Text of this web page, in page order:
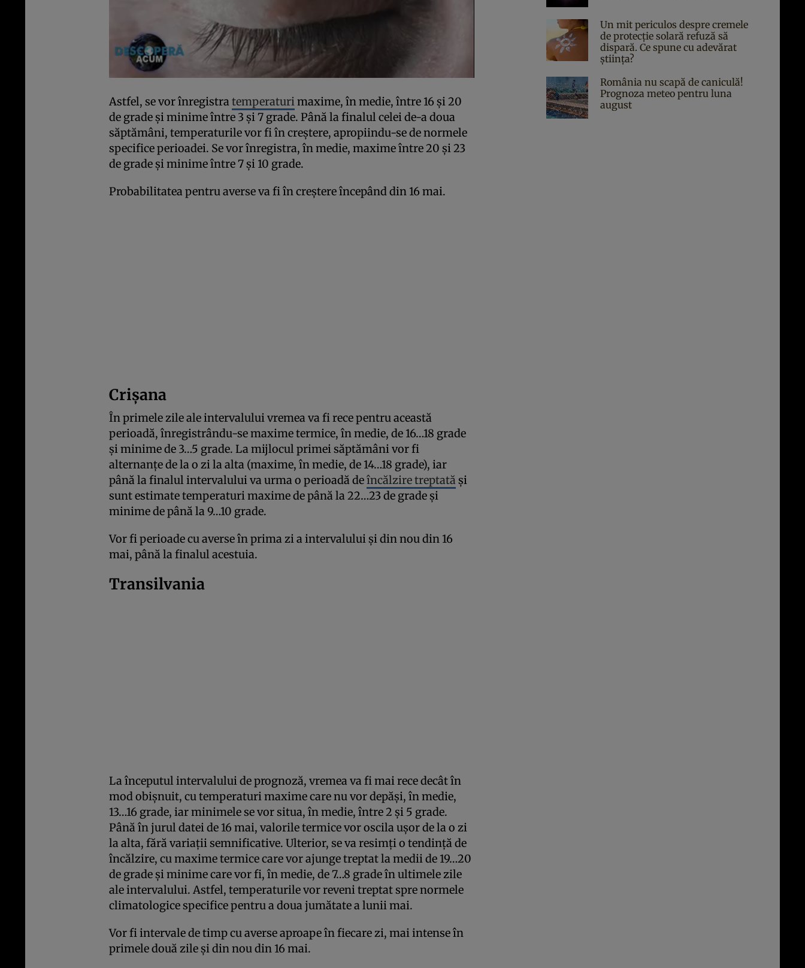
Astfel, se vor înregistratemperaturimaxime, în medie, între 16 și 20
de grade și minime între 3 și 7 grade. Până la finalul celei de-a doua
săptămâni, temperaturile vor fi în creștere, apropiindu-se de normele
specifice perioadei. Se vor înregistra, în medie, maxime între 20 și 23
de grade și minime între 7 și 10 grade.
Probabilitatea pentru averse va fi în creștere începând din 16 mai.
Crișana
În primele zile ale intervalului vremea va fi rece pentru această
perioadă, înregistrându-se maxime termice, în medie, de 16…18 grade
și minime de 3…5 grade. La mijlocul primei săptămâni vor fi
alternanțe de la o zi la alta (maxime, în medie, de 14…18 grade), iar
până la finalul intervalului va urma o perioadă deîncălzire treptată și
sunt estimate temperaturi maxime de până la 22…23 de grade și
minime de până la 9…10 grade.
Vor fi perioade cu averse în prima zi a intervalului și din nou din 16
mai, până la finalul acestuia.
Transilvania
La începutul intervalului de prognoză, vremea va fi mai rece decât în
mod obișnuit, cu temperaturi maxime care nu vor depăși, în medie,
13…16 grade, iar minimele se vor situa, în medie, între 2 și 5 grade.
Până în jurul datei de 16 mai, valorile termice vor oscila ușor de la o zi
la alta, fără variații semnificative. Ulterior, se va resimți o tendință de
încălzire, cu maxime termice care vor ajunge treptat la medii de 19…20
de grade și minime care vor fi, în medie, de 7…8 grade în ultimele zile
ale intervalului. Astfel, temperaturile vor reveni treptat spre normele
climatologice specifice pentru a doua jumătate a lunii mai.
Vor fi intervale de timp cu averse aproape în fiecare zi, mai intense în
primele două zile și din nou din 16 mai.
Un mit periculos despre cremele
de protecție solară refuză să
dispară. Ce spune cu adevărat
știința?
România nu scapă de caniculă!
Prognoza meteo pentru luna
august